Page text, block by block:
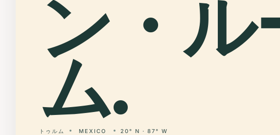
ン・ル
ム.
トゥルム MEXICO 20° N · 87° W